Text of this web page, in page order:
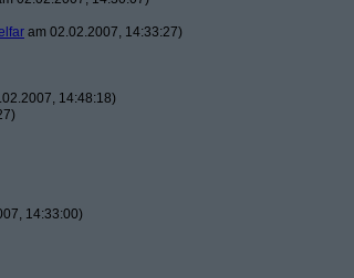
am 02.02.2007, 14:33:27)
14:48:18)
14:33:00)